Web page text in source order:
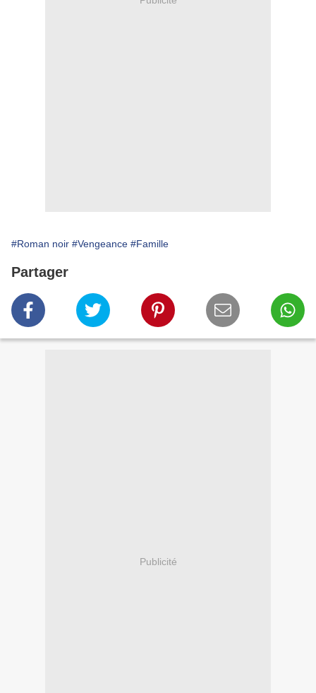
#Roman noir #Vengeance #Famille
Partager
Publicité